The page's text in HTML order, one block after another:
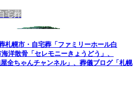
宅葬
札幌市・自宅葬「ファミリーホール白
洋散骨「セレモニーきょうどう」、
全ちゃんチャンネル」、葬儀ブログ「札幌